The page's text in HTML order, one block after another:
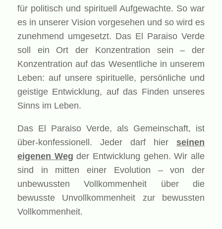
für politisch und spirituell Aufgewachte. So war
es in unserer Vision vorgesehen und so wird es
zunehmend umgesetzt. Das El Paraiso Verde
soll ein Ort der Konzentration sein – der
Konzentration auf das Wesentliche in unserem
Leben: auf unsere spirituelle, persönliche und
geistige Entwicklung, auf das Finden unseres
Sinns im Leben.
Das El Paraiso Verde, als Gemeinschaft, ist
über-konfessionell. Jeder darf hier seinen
eigenen Weg der Entwicklung gehen. Wir alle
sind in mitten einer Evolution – von der
unbewussten Vollkommenheit über die
bewusste Unvollkommenheit zur bewussten
Vollkommenheit.